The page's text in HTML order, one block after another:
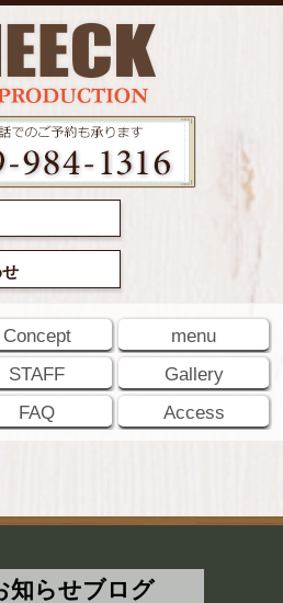
Concept
menu
STAFF
Gallery
FAQ Access
知らせブログ